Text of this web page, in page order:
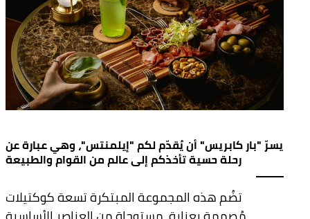
يسرّ "بار كابريس" أن يُقدّم لكم "إيلمنتس"، وهي عبارة عن
رحلة حسية تأخذكم إلى عالم من القوام والطبيعة
تضُم هذه المجموعة المبتكرة تسعة كوكتيلات